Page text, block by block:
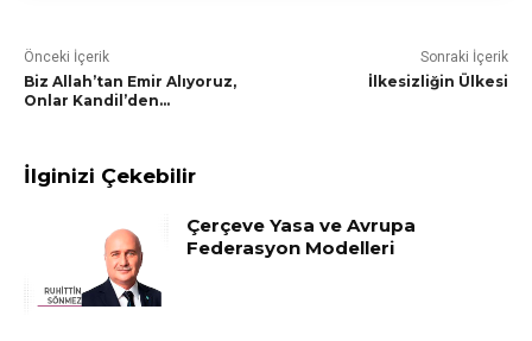
Önceki İçerik
Biz Allah’tan Emir Alıyoruz,
Onlar Kandil’den…
Sonraki İçerik
İlkesizliğin Ülkesi
İlginizi Çekebilir
Çerçeve Yasa ve Avrupa
Federasyon Modelleri